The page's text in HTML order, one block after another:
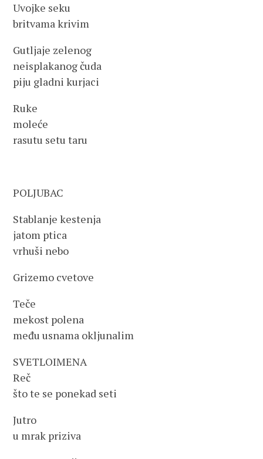
Uvojke seku
britvama krivim
Gutljaje zelenog
neisplakanog čuda
piju gladni kurjaci
Ruke
moleće
rasutu setu taru
POLJUBAC
Stablanje kestenja
jatom ptica
vrhuši nebo
Grizemo cvetove
Teče
mekost polena
među usnama okljunalim
SVETLOIMENA
Reč
što te se ponekad seti
Jutro
u mrak priziva